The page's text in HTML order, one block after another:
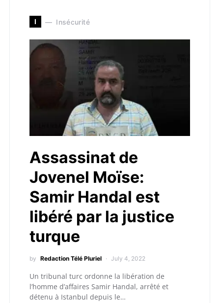
I Insécurité
Assassinat de
Jovenel Moïse:
Samir Handal est
libéré par la justice
turque
by Redaction Télé Pluriel July 4, 2022
Un tribunal turc ordonne la libération de
l’homme d’affaires Samir Handal, arrêté et
détenu à Istanbul depuis le…